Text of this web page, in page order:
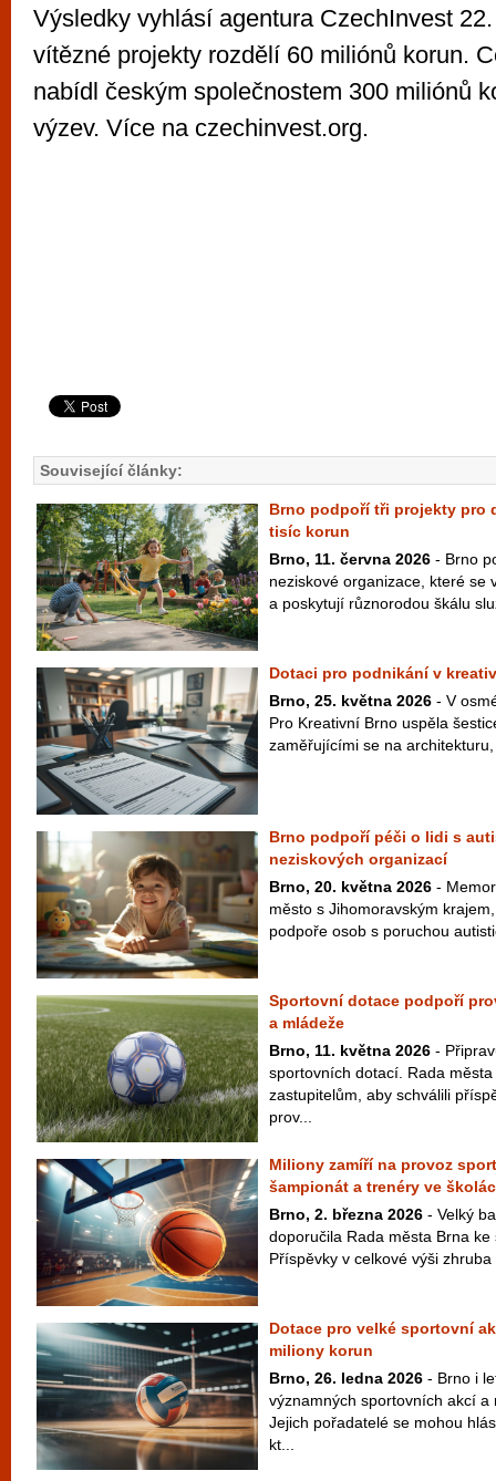
Výsledky vyhlásí agentura CzechInvest
vítězné projekty rozdělí 60 miliónů korun.
nabídl českým společnostem 300 miliónů
výzev. Více na czechinvest.org.
Související články:
Brno podpoří tři projekty pro
tisíc korun
Brno, 11. června 2026 - Brno
neziskové organizace, které se
a poskytují různorodou škálu
Dotaci pro podnikání v
Brno, 25. května 2026 - V
Pro Kreativní Brno uspěla
zaměřujícími se na
Brno podpoří péči o lidi s
neziskových organizací
Brno, 20. května 2026 -
město s Jihomoravským
podpoře osob s poruchou
Sportovní dotace podpoří
a mládeže
Brno, 11. května 2026 -
sportovních dotací. Rada
zastupitelům, aby schválili
prov...
Miliony zamíří na provoz
šampionát a trenéry ve
Brno, 2. března 2026 - Velký
doporučila Rada města Brna
Příspěvky v celkové výši
Dotace pro velké sportovní
miliony korun
Brno, 26. ledna 2026 - Brno i
významných sportovních akcí
Jejich pořadatelé se mohou
kt...